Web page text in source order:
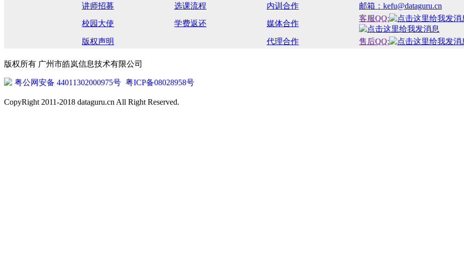
讲师招募
选课流程 内训合作 邮箱：kefu@dataguru.cn
校园大使 学费返还 媒体合作
客服QQ:
版权声明 代理合作 售后QQ:
版权所有 广州市皓岚信息技术有限公司
粤公网安备 44011302000975号 粤ICP备08028958号
CopyRight 2011-2018 dataguru.cn All Right Reserved.